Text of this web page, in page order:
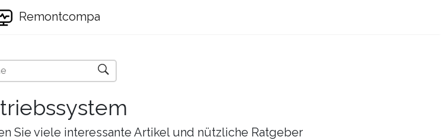
Remontcompa
Sie viele interessante Artikel und nützliche Ratgeber